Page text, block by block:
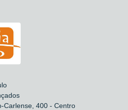
Carlense, 400 - Centro